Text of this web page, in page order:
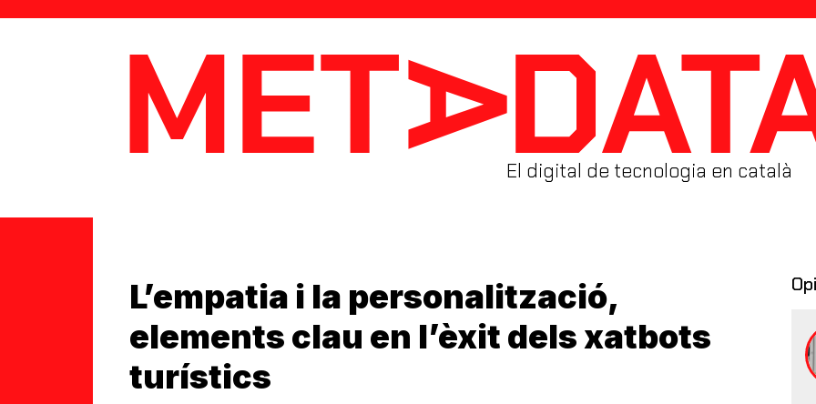
MetaData
El digital de tecnologia en català
L’empatia i la personalització,
elements clau en l’èxit dels xatbots
turístics